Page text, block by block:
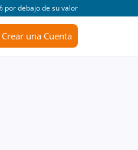
por debajo de su valor
Crear una Cuenta